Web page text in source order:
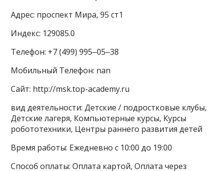
Адрес: проспект Мира, 95 ст1
Индекс: 129085.0
Телефон: +7 (499) 995‒05‒38
Мобильный Телефон: nan
Сайт: http://msk.top-academy.ru
вид деятельности: Детские / подростковые клубы,
Детские лагеря, Компьютерные курсы, Курсы
робототехники, Центры раннего развития детей
Время работы: Ежедневно с 10:00 до 19:00
Способ оплаты: Оплата картой, Оплата через